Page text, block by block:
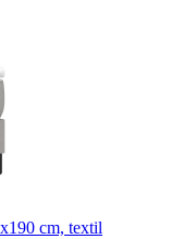
cm, textil